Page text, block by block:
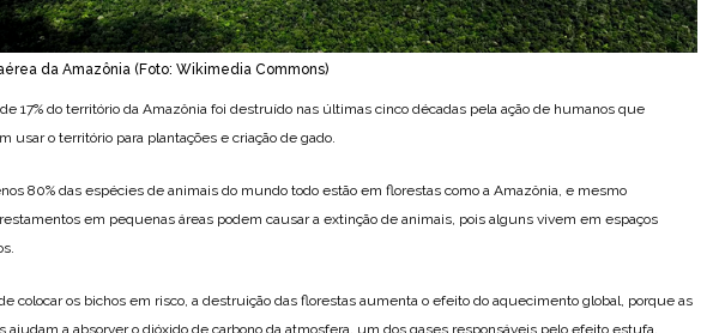
da Amazônia (Foto: Wikimedia Commons)
17% do território da Amazônia foi destruído nas últimas cinco décadas pela ação de humanos que
usar o território para plantações e criação de gado.
80% das espécies de animais do mundo todo estão em florestas como a Amazônia, e mesmo
em pequenas áreas podem causar a extinção de animais, pois alguns vivem em espaços
colocar os bichos em risco, a destruição das florestas aumenta o efeito do aquecimento global, porque as
ajudam a absorver o dióxido de carbono da atmosfera, um dos gases responsáveis pelo efeito estufa.